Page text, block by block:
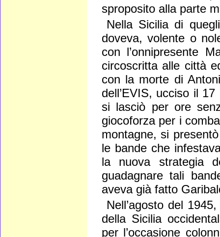
sproposito alla parte
Nella Sicilia di
doveva, volente o
con l’onnipresente
circoscritta alle città
con la morte di
dell’EVIS, ucciso il
si lasciò per ore
giocoforza per i
montagne, si
le bande che
la nuova strategia
guadagnare tali
aveva già fatto
Nell’agosto del
della Sicilia
per l’occasione